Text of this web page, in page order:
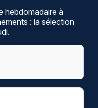
hebdomadaire à
: la sélection